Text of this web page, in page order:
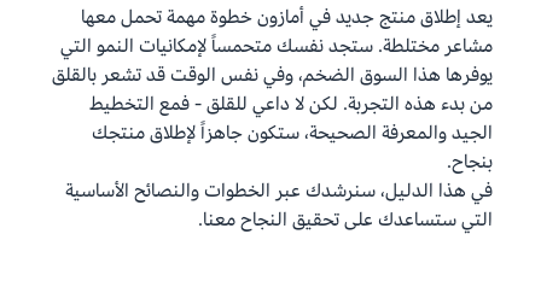
يعد إطلاق منتج جديد في أمازون خطوة مهمة تحمل معها
مشاعر مختلطة. ستجد نفسك متحمساً لإمكانيات النمو التي
يوفرها هذا السوق الضخم، وفي نفس الوقت قد تشعر بالقلق
من بدء هذه التجربة. لكن لا داعي للقلق - فمع التخطيط
الجيد والمعرفة الصحيحة، ستكون جاهزاً لإطلاق منتجك
بنجاح.
في هذا الدليل، سنرشدك عبر الخطوات والنصائح الأساسية
التي ستساعدك على تحقيق النجاح معنا.